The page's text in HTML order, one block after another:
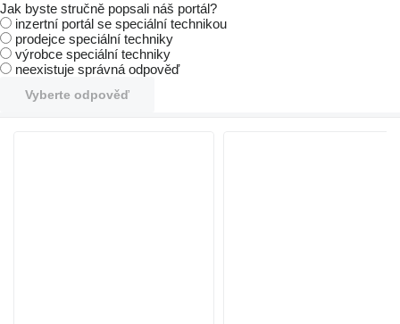
Jak byste stručně popsali náš portál?
inzertní portál se speciální technikou
prodejce speciální techniky
výrobce speciální techniky
neexistuje správná odpověď
Vyberte odpověď